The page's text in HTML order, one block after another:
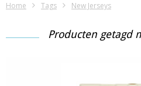
Home Tags New Jerseys
Producten getagd